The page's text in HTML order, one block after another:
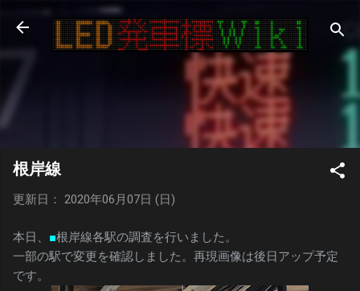
スキップしてメイン コンテンツに移動
根岸線
更新日： 2020年06月07日 (日)
本日、 ■根岸線各駅の調査を行いました。
一部の駅で変更を確認しました。再現画像は後日アップ予定
です。